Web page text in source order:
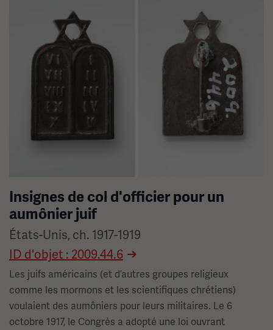
Insignes de col d'officier pour un
aumônier juif
États-Unis, ch. 1917-1919
ID d'objet : 2009.44.6
Les juifs américains (et d’autres groupes religieux
comme les mormons et les scientifiques chrétiens)
voulaient des aumôniers pour leurs militaires. Le 6
octobre 1917, le Congrès a adopté une loi ouvrant